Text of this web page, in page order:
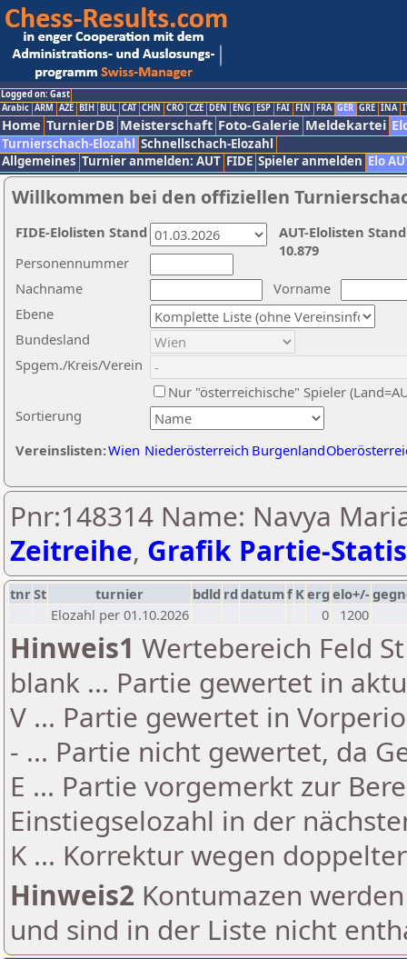
Logged on: Gast
Arabic ARM AZE BIH BUL CAT CHN CRO CZE DEN ENG ESP FAI FIN FRA GER GRE INA
Home TurnierDB Meisterschaft Foto-Galerie Meldekartei
Turnierschach-Elozahl Schnellschach-Elozahl
Allgemeines Turnier anmelden: AUT FIDE Spieler anmelden Elo
Willkommen bei den offiziellen
Nachname
Vorname
Ebene
Sortierung
Personennummer
Bundesland
Spgem./Kreis/Verein
Nur "österreichische" Spieler
Vereinslisten:Wien Niederösterreich Burgenland
AUT-Elolisten
10.879
FIDE-Elolisten Stand
Pnr:148314 Name: Navya
Zeitreihe, Grafik Partie-
tnrSt turnier bdld rd datumf Kerg elo+/-
Elozahl per 01.10.2026
0 1200
Hinweis1 Wertebereich Feld
blank ... Partie gewertet in
V ... Partie gewertet in
- ... Partie nicht gewertet, da
E ... Partie vorgemerkt zur
Einstiegselozahl in der
K ... Korrektur wegen
Hinweis2 Kontumazen
und sind in der Liste nicht